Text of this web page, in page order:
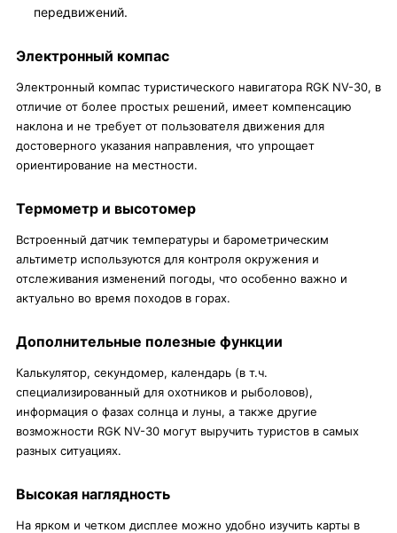
передвижений.
Электронный компас
Электронный компас туристического навигатора RGK NV-30, в
отличие от более простых решений, имеет компенсацию
наклона и не требует от пользователя движения для
достоверного указания направления, что упрощает
ориентирование на местности.
Термометр и высотомер
Встроенный датчик температуры и барометрическим
альтиметр используются для контроля окружения и
отслеживания изменений погоды, что особенно важно и
актуально во время походов в горах.
Дополнительные полезные функции
Калькулятор, секундомер, календарь (в т.ч.
специализированный для охотников и рыболовов),
информация о фазах солнца и луны, а также другие
возможности RGK NV-30 могут выручить туристов в самых
разных ситуациях.
Высокая наглядность
На ярком и четком дисплее можно удобно изучить карты в